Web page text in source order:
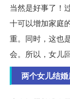
当然是好事了！
十可以增加家庭
重。同时，这也
会。所以，女儿
两个女儿结